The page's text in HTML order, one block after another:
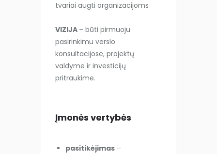
tvariai augti organizacijoms
VIZIJA – būti pirmuoju
pasirinkimu verslo
konsultacijose, projektų
valdyme ir investicijų
pritraukime.
Įmonės vertybės
pasitikėjimas –